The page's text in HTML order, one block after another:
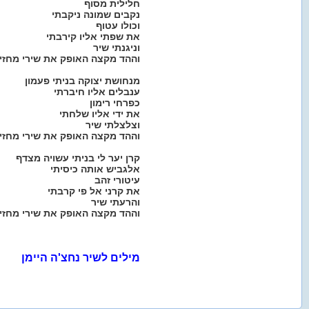
חלילית מסוף
נקבים שמונה ניקבתי
וכולו עטוף
את שפתי אליו קירבתי
וניגנתי שיר
וההד מקצה האופק את שירי
מנחושת יצוקה בניתי פעמון
ענבלים אליו חיברתי
כפרחי רימון
את ידי אליו שלחתי
וצלצלתי שיר
וההד מקצה האופק את שירי
קרן יער לי בניתי עשויה מצדף
אלגביש אותה כיסיתי
עיטורי זהב
את קרני אל פי קרבתי
והרעתי שיר
וההד מקצה האופק את שירי
מילים לשיר נחצ'ה היימן